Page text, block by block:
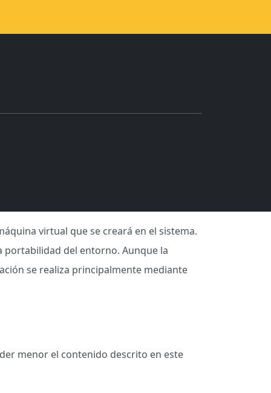
virtual que se creará en el sistema.
portabilidad del entorno. Aunque la
se realiza principalmente mediante
menor el contenido descrito en este